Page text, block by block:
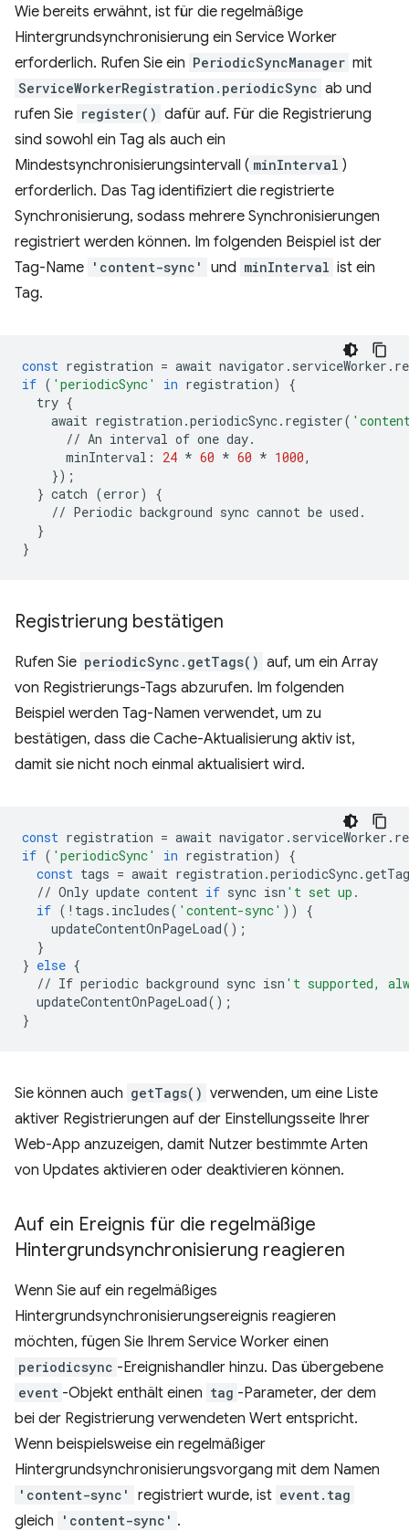
Wie bereits erwähnt, ist für die regelmäßige
Hintergrundsynchronisierung ein Service Worker
erforderlich. Rufen Sie ein PeriodicSyncManager mit
ServiceWorkerRegistration.periodicSync ab und
rufen Sie register() dafür auf. Für die Registrierung
sind sowohl ein Tag als auch ein
Mindestsynchronisierungsintervall ( minInterval )
erforderlich. Das Tag identifiziert die registrierte
Synchronisierung, sodass mehrere Synchronisierungen
registriert werden können. Im folgenden Beispiel ist der
Tag-Name 'content-sync' und minInterval ist ein
Tag.
const registration = await navigator . serviceWorker .
if ( 'periodicSync' in registration)
{
try {
await registration .periodicSync. register(
// An interval of one day.
minInterval : 24 * 60 * 60 * 1000,
});
} catch (error)
{
// Periodic background sync cannot be used .
}
}
Registrierung bestätigen
Rufen Sie periodicSync.getTags() auf, um ein Array
von Registrierungs-Tags abzurufen. Im folgenden
Beispiel werden Tag-Namen verwendet, um zu
bestätigen, dass die Cache-Aktualisierung aktiv ist,
damit sie nicht noch einmal aktualisiert wird.
const registration = await navigator . serviceWorker .
if ( 'periodicSync' in registration)
{
const tags = await registration .periodicSync.
// Only update content if sync isn 't set up.
if ( ! tags . includes( 'content-sync' ))
{
updateContentOnPageLoad();
}
} else {
// If periodic background sync isn 't supported,
updateContentOnPageLoad();
}
Sie können auch getTags() verwenden, um eine Liste
aktiver Registrierungen auf der Einstellungsseite Ihrer
Web-App anzuzeigen, damit Nutzer bestimmte Arten
von Updates aktivieren oder deaktivieren können.
Auf ein Ereignis für die regelmäßige
Hintergrundsynchronisierung reagieren
Wenn Sie auf ein regelmäßiges
Hintergrundsynchronisierungsereignis reagieren
möchten, fügen Sie Ihrem Service Worker einen
periodicsync -Ereignishandler hinzu. Das übergebene
event -Objekt enthält einen tag -Parameter, der dem
bei der Registrierung verwendeten Wert entspricht.
Wenn beispielsweise ein regelmäßiger
Hintergrundsynchronisierungsvorgang mit dem Namen
'content-sync' registriert wurde, ist event.tag
gleich 'content-sync' .